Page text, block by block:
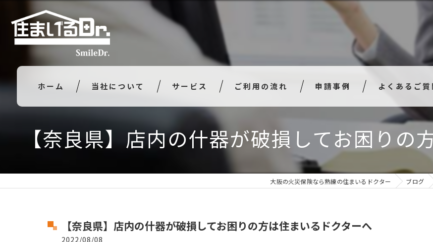
ホーム 当社について サービス ご利用の流れ 申請事例 よくあるご質
【奈良県】店内の什器が破損してお困りの
大阪の火災保険なら熟練の住まいるドクター ブログ
【奈良県】店内の什器が破損してお困りの方は住まいるドクターへ
2022/08/08